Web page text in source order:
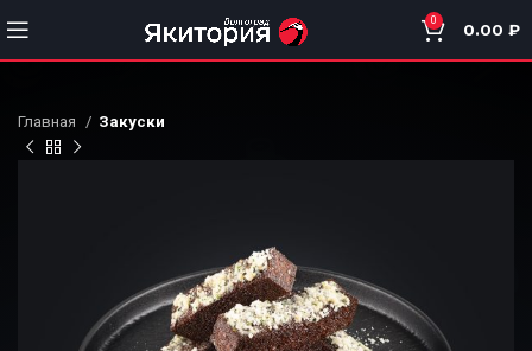
0 0.00 ₽
Главная Закуски